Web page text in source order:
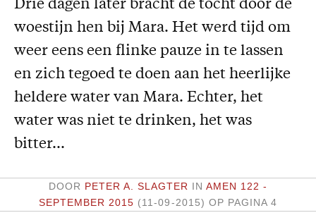
Bijbelstudieagenda
Drie dagen later bracht de tocht door de
woestijn hen bij Mara. Het werd tijd om
weer eens een flinke pauze in te lassen
en zich tegoed te doen aan het heerlijke
heldere water van Mara. Echter, het
water was niet te drinken, het was
bitter...
DOOR PETER A. SLAGTER INAMEN 122 -
SEPTEMBER 2015 (11-09-2015) OP PAGINA 4